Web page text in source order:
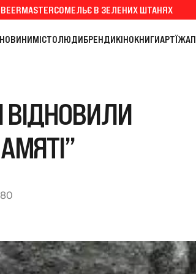
BEERMASTERСОМЕЛЬЄ В ЗЕЛЕНИХ ШТАНЯХ
НОВИНИМІСТОЛЮДИБРЕНДИКІНОКНИГИАРТЇЖА
ВІДНОВИЛИ